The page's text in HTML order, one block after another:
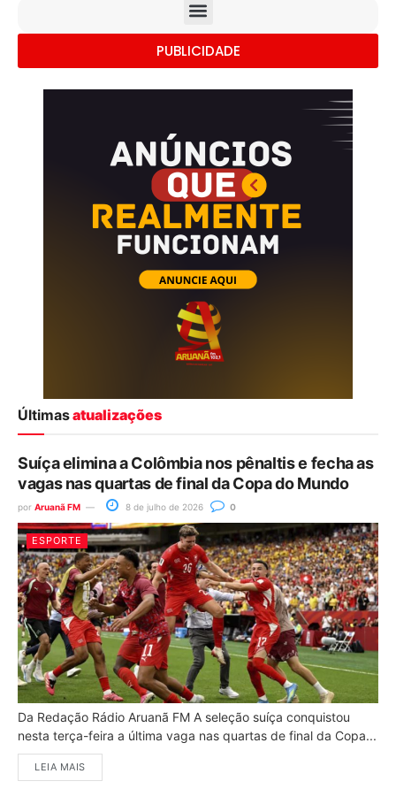
PUBLICIDADE
Últimasatualizações
Suíça elimina a Colômbia nos pênaltis e fecha as
vagas nas quartas de final da Copa do Mundo
por Aruanã FM 8 de julho de 2026 0
ESPORTE
Da Redação Rádio Aruanã FM A seleção suíça conquistou
nesta terça-feira a última vaga nas quartas de final da Copa...
LEIA MAIS